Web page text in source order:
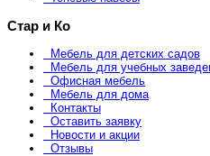
Стар и Ко
Мебель для детских садов
Мебель для учебных
Офисная мебель
Мебель для дома
Контакты
Оставить заявку
Новости и акции
Отзывы